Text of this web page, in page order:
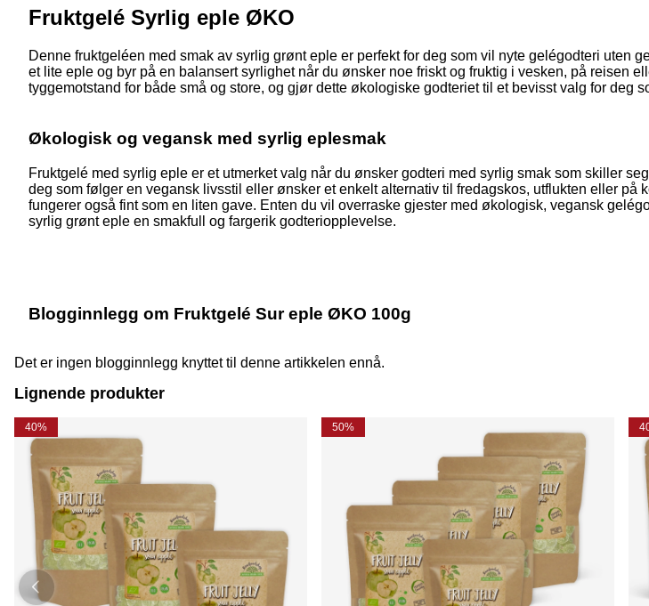
Fruktgelé Syrlig eple ØKO
Denne fruktgeléen med smak av syrlig grønt eple er perfekt for deg som vil nyte gelégodteri uten
et lite eple og byr på en balansert syrlighet når du ønsker noe friskt og fruktig i vesken, på reisen
tyggemotstand for både små og store, og gjør dette økologiske godteriet til et bevisst valg for deg
Økologisk og vegansk med syrlig eplesmak
Fruktgelé med syrlig eple er et utmerket valg når du ønsker godteri med syrlig smak som skiller
deg som følger en vegansk livsstil eller ønsker et enkelt alternativ til fredagskos, utflukten eller
fungerer også fint som en liten gave. Enten du vil overraske gjester med økologisk, vegansk
syrlig grønt eple en smakfull og fargerik godteriopplevelse.
Blogginnlegg om Fruktgelé Sur eple ØKO 100g
Det er ingen blogginnlegg knyttet til denne artikkelen ennå.
Lignende produkter
40% 50%